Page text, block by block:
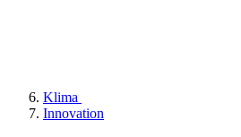
Klima
Innovation